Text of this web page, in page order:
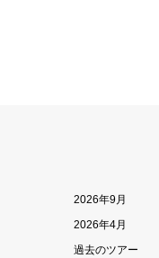
2026年9月
2026年4月
過去のツアー